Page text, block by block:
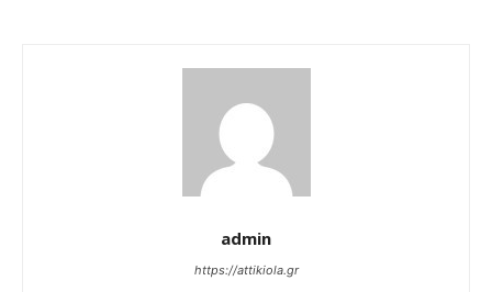
admin
https://attikiola.gr